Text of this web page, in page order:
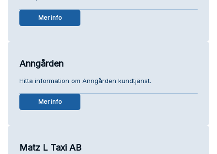
Mer info
Anngården
Hitta information om Anngården kundtjänst.
Mer info
Matz L Taxi AB